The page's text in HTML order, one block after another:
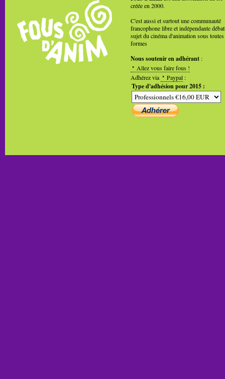
créée en 2000.
C'est aussi et surtout une communauté
francophone libre et indépendante
sujet du cinéma d'animation sous toutes
formes
Nous soutenir en adhérant :
Allez vous faire fous !
Adhérez via
Paypal :
Type d'adhésion pour 2015 :